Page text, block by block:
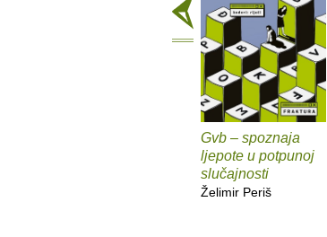
Gvb – spoznaja
ljepote u potpunoj
slučajnosti
Želimir Periš